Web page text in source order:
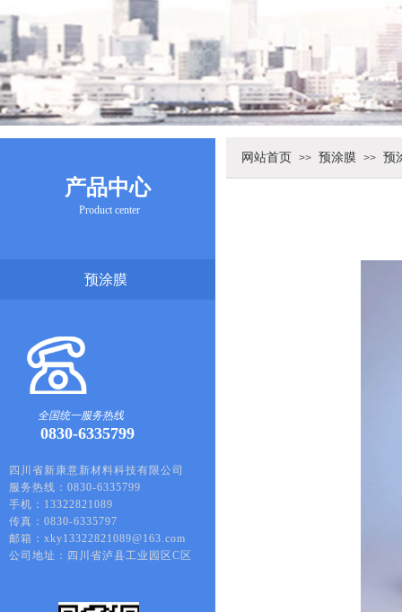
网站首页 >> 预涂膜 >> 预
四川省新康意新材料科技有限公司
服务热线：0830-6335799
手机：13322821089
传真：0830-6335797
邮箱：xky13322821089@163.com
公司地址：四川省泸县工业园区C区
预涂膜
产品中心
Product center
全国统一服务热线
0830-6335799